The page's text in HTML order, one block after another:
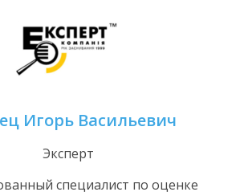
Игорь Васильевич
Эксперт
специалист по оценке